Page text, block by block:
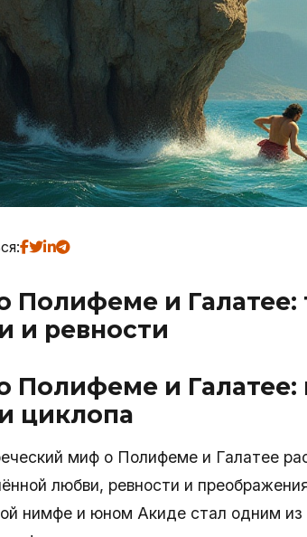
Полифеме и Галатее:
и ревности
Полифеме и Галатее:
циклопа
миф о Полифеме и Галатее
любви, ревности и
нимфе и юном Акиде стал одним из